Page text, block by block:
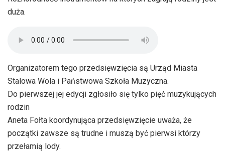
duża.
Organizatorem tego przedsięwzięcia są Urząd Miasta
Stalowa Wola i Państwowa Szkoła Muzyczna.
Do pierwszej jej edycji zgłosiło się tylko pięć muzykujących
rodzin
Aneta Fołta koordynująca przedsięwzięcie uważa, że
początki zawsze są trudne i muszą być pierwsi którzy
przełamią lody.